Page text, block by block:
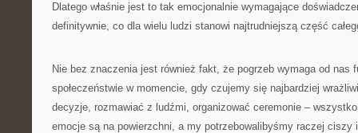
Dlatego właśnie jest to tak emocjonalnie wymagające
definitywnie, co dla wielu ludzi stanowi najtrudniejszą część
Nie bez znaczenia jest również fakt, że pogrzeb wymaga od nas
społeczeństwie w momencie, gdy czujemy się najbardziej
decyzje, rozmawiać z ludźmi, organizować ceremonie –
emocje są na powierzchni, a my potrzebowalibyśmy raczej ciszy